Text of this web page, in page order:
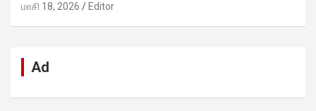
மாசி 18, 2026 Editor
Ad